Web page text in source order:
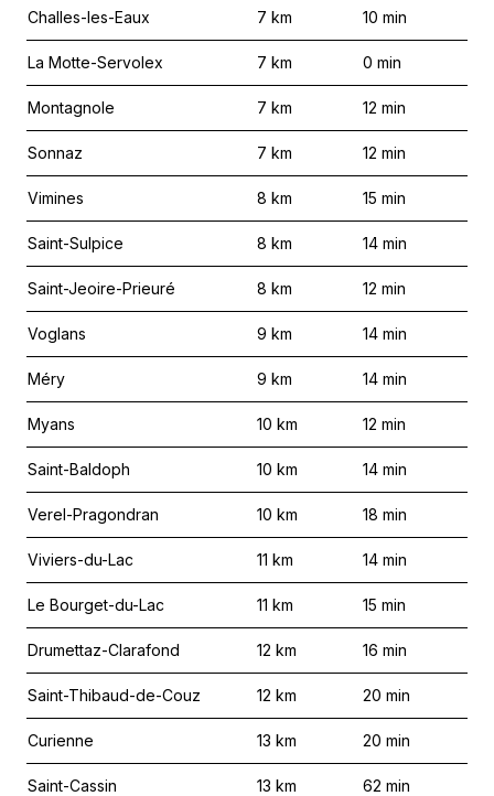
Challes-les-Eaux 7 km 10 min
La Motte-Servolex 7 km 0 min
Montagnole 7 km 12 min
Sonnaz 7 km 12 min
Vimines 8 km 15 min
Saint-Sulpice 8 km 14 min
Saint-Jeoire-Prieuré 8 km 12 min
Voglans 9 km 14 min
Méry 9 km 14 min
Myans 10 km 12 min
Saint-Baldoph 10 km 14 min
Verel-Pragondran 10 km 18 min
Viviers-du-Lac 11 km 14 min
Le Bourget-du-Lac 11 km 15 min
Drumettaz-Clarafond 12 km 16 min
Saint-Thibaud-de-Couz 12 km 20 min
Curienne 13 km 20 min
Saint-Cassin 13 km 62 min